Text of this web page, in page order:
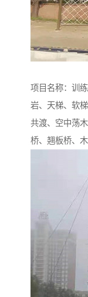
项目名称：训
岩、天梯、软
共渡、空中荡
桥、翘板桥、